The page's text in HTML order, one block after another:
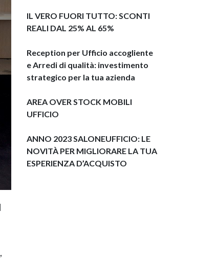
IL VERO FUORI TUTTO: SCONTI
REALI DAL 25% AL 65%
Reception per Ufficio accogliente
e Arredi di qualità: investimento
strategico per la tua azienda
AREA OVER STOCK MOBILI
UFFICIO
ANNO 2023 SALONEUFFICIO: LE
NOVITÀ PER MIGLIORARE LA TUA
ESPERIENZA D’ACQUISTO